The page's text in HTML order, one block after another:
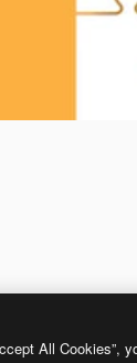
All Cookies”,